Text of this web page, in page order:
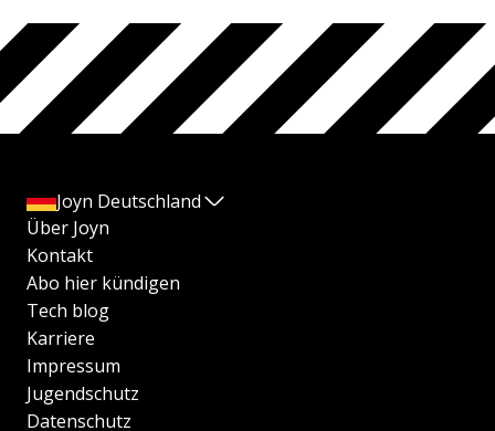
Joyn Deutschland
Über Joyn
Kontakt
Abo hier kündigen
Tech blog
Karriere
Impressum
Jugendschutz
Datenschutz